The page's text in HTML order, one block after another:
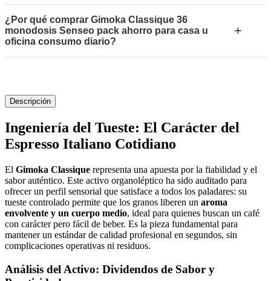
¿Por qué comprar Gimoka Classique 36
monodosis Senseo pack ahorro para casa u
oficina consumo diario?
+
Descripción
Ingeniería del Tueste: El Carácter del
Espresso Italiano Cotidiano
El Gimoka Classique representa una apuesta por la fiabilidad y el
sabor auténtico. Este activo organoléptico ha sido auditado para
ofrecer un perfil sensorial que satisface a todos los paladares: su
tueste controlado permite que los granos liberen un aroma
envolvente y un cuerpo medio, ideal para quienes buscan un café
con carácter pero fácil de beber. Es la pieza fundamental para
mantener un estándar de calidad profesional en segundos, sin
complicaciones operativas ni residuos.
Análisis del Activo: Dividendos de Sabor y